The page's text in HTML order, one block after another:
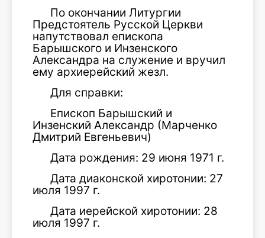
По окончании Литургии
Предстоятель Русской Церкви
напутствовал епископа
Барышского и Инзенского
Александра на служение и вручил
ему архиерейский жезл.
Для справки:
Епископ Барышский и
Инзенский Александр (Марченко
Дмитрий Евгеньевич)
Дата рождения: 29 июня 1971 г.
Дата диаконской хиротонии: 27
июля 1997 г.
Дата иерейской хиротонии: 28
июля 1997 г.